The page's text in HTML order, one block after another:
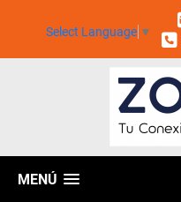
Select Language ▼
MENÚ